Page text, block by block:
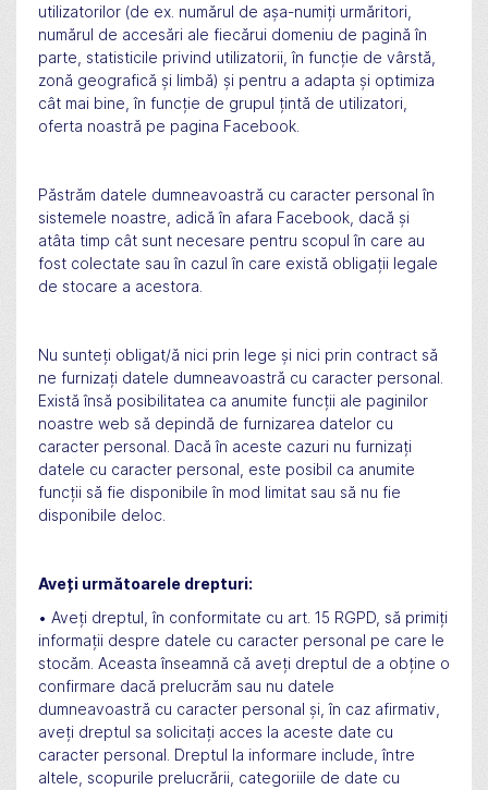
utilizatorilor (de ex. numărul de așa-numiți urmăritori,
numărul de accesări ale fiecărui domeniu de pagină în
parte, statisticile privind utilizatorii, în funcție de vârstă,
zonă geografică și limbă) și pentru a adapta și optimiza
cât mai bine, în funcție de grupul țintă de utilizatori,
oferta noastră pe pagina Facebook.
Păstrăm datele dumneavoastră cu caracter personal în
sistemele noastre, adică în afara Facebook, dacă și
atâta timp cât sunt necesare pentru scopul în care au
fost colectate sau în cazul în care există obligații legale
de stocare a acestora.
Nu sunteți obligat/ă nici prin lege și nici prin contract să
ne furnizați datele dumneavoastră cu caracter personal.
Există însă posibilitatea ca anumite funcții ale paginilor
noastre web să depindă de furnizarea datelor cu
caracter personal. Dacă în aceste cazuri nu furnizați
datele cu caracter personal, este posibil ca anumite
funcții să fie disponibile în mod limitat sau să nu fie
disponibile deloc.
Aveți următoarele drepturi:
• Aveți dreptul, în conformitate cu art. 15 RGPD, să primiți
informații despre datele cu caracter personal pe care le
stocăm. Aceasta înseamnă că aveți dreptul de a obține o
confirmare dacă prelucrăm sau nu datele
dumneavoastră cu caracter personal și, în caz afirmativ,
aveți dreptul sa solicitați acces la aceste date cu
caracter personal. Dreptul la informare include, între
altele, scopurile prelucrării, categoriile de date cu